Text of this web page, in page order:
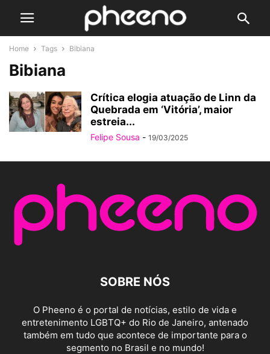
Home Tags Bibiana
Bibiana
Crítica elogia atuação de Linn da
Quebrada em ‘Vitória’, maior
estreia...
Felipe Sousa - 19/03/2025
SOBRE NÓS
O Pheeno é o portal de notícias, estilo de vida e
entretenimento LGBTQ+ do Rio de Janeiro, antenado
também em tudo que acontece de importante para o
segmento no Brasil e no mundo!